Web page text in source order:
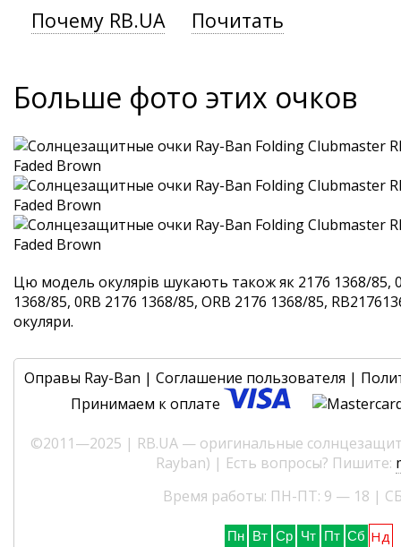
Почему RB.UA Почитать
Больше фото этих очков
Цю модель окулярів шукають також як 2176 1368/85,
1368/85, 0RB 2176 1368/85, ORB 2176 1368/85,
окуляри.
Оправы Ray-Ban | Соглашение пользователя |
Принимаем к оплате
©2011—2025 | RB.UA — оригинальные
Rayban) | Есть вопросы? Пишите:
Время работы: ПН-ПТ: 9 — 18 |
Пн Вт Ср Чт Пт Сб Нд